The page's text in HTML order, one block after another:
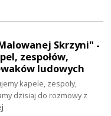
Skrzyni" -
zespołów,
ludowych
kapele, zespoły,
dzisiaj do rozmowy z